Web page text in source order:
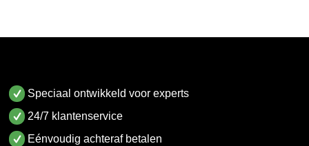
Speciaal ontwikkeld voor experts
24/7 klantenservice
Eénvoudig achteraf betalen